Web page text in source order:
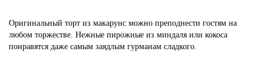
Оригинальный торт из макарунс можно преподнести гостям на
любом торжестве. Нежные пирожные из миндаля или кокоса
понравятся даже самым заядлым гурманам сладкого.